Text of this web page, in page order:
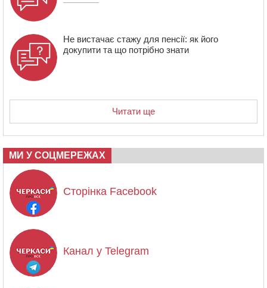
Не вистачає стажу для пенсії: як його
докупити та що потрібно знати
Читати ще
МИ У СОЦМЕРЕЖАХ
Сторінка Facebook
Канал у Telegram